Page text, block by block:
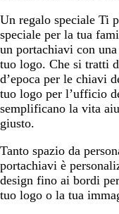
Un regalo speciale Ti
speciale per la tua
un portachiavi con
tuo logo. Che si tratti
d’epoca per le chiavi
tuo logo per l’ufficio
semplificano la vita
giusto.
Tanto spazio da
portachiavi è
design fino ai bordi
tuo logo o la tua